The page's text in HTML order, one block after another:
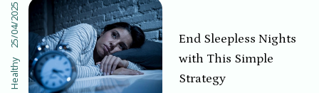
are normal, or simply
due to frustration or
forgetfulness.
Healthy
25/04/2025
End Sleepless Nights
with This Simple
Strategy